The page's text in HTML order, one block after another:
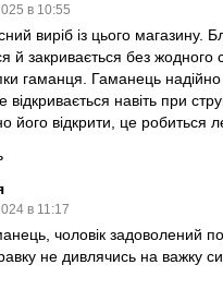
в 10:55
виріб із цього магазину.
й закривається без жодного
гаманця. Гаманець
відкривається навіть при
його відкрити, це робиться
в 11:17
чоловік задоволений
не дивлячись на важку